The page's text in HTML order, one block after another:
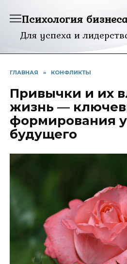
Психология бизнеса
Для успеха и
ГЛАВНАЯ » КОНФЛИКТЫ
Привычки и их
жизнь —
формирования
будущего